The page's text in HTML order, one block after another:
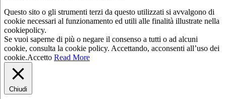
Questo sito o gli strumenti terzi da questo utilizzati si avvalgono di
cookie necessari al funzionamento ed utili alle finalità illustrate nella
cookiepolicy.
Se vuoi saperne di più o negare il consenso a tutti o ad alcuni
cookie, consulta la cookie policy. Accettando, acconsenti all’uso dei
cookie.Accetto Read More
Chiudi